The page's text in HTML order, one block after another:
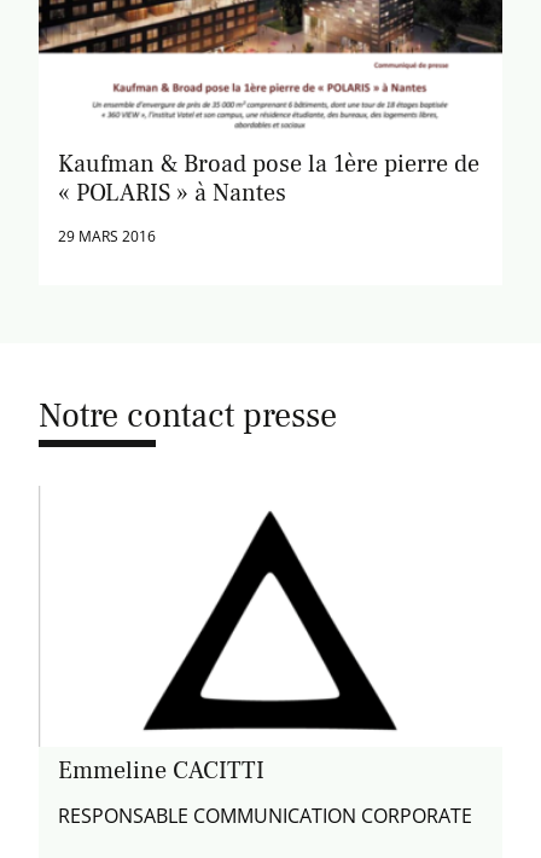
Kaufman & Broad pose la 1ère pierre de
« POLARIS » à Nantes
29 MARS 2016
Notre contact presse
Emmeline CACITTI
RESPONSABLE COMMUNICATION CORPORATE